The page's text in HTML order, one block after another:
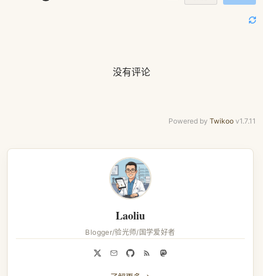
没有评论
Powered by Twikoo v1.7.11
Laoliu
Blogger/验光师/国学爱好者